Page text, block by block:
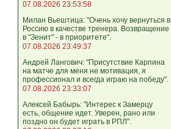
07.08.2026 23:53:58
Милан Вьештица: "Очень хочу вернуться в
Россию в качестве тренера. Возвращение
в "Зенит" - в приоритете".
07.08.2026 23:49:37
Андрей Лангович: "Присутствие Карпина
на матче для меня не мотивация, я
профессионал и всегда играю на победу".
07.08.2026 23:33:07
Алексей Бабырь: "Интерес к Замерцу
есть, общение идет. Уверен, рано или
поздно он будет играть в РПЛ".